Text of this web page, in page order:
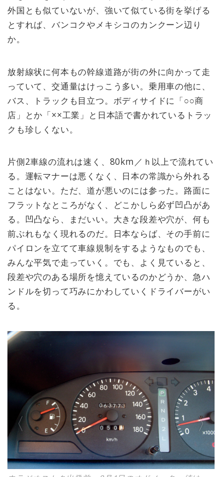
外国とも似ていないが、強いて似ている街を挙げる
とすれば、バンコクやメキシコのカンクーン辺り
か。
放射線状に何本もの幹線道路が街の外に向かって走
っていて、交通量はけっこう多い。乗用車の他に、
バス、トラックも目立つ。ボディサイドに「○○商
店」とか「××工業」と日本語で書かれているトラッ
クも珍しくない。
片側2車線の流れは速く、80km／ｈ以上で流れてい
る。運転マナーは悪くなく、日本の常識から外れる
ことはない。ただ、道が悪いのには参った。路面に
フラットなところがなく、どこかしら必ず凹凸があ
る。凹凸なら、まだいい。大きな段差や穴が、何も
前ぶれもなく現れるのだ。日本ならば、その手前に
パイロンを立てて車線規制をするようなものでも、
みんな平気で走っていく。でも、よく見ていると、
段差や穴のある場所を憶えているのかどうか、急ハ
ンドルを切って巧みにかわしていくドライバーがい
る。